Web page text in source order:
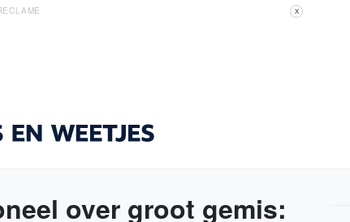
X
over groot gemis: